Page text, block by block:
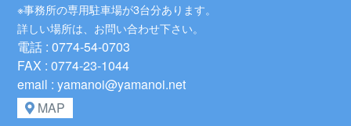
※事務所の専用駐車場が3台分あります。
詳しい場所は、お問い合わせ下さい。
電話 : 0774-54-0703
FAX : 0774-23-1044
email : yamanoi@yamanoi.net
MAP